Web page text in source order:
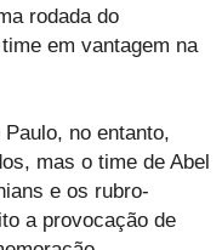
rodada do
em vantagem na
no entanto,
mas o time de Abel
e os rubro-
a provocação de